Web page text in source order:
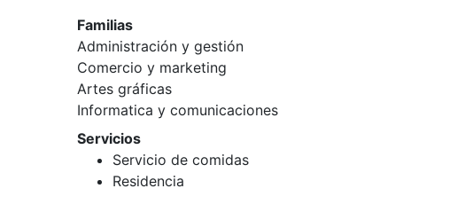
Familias
Administración y gestión
Comercio y marketing
Artes gráficas
Informatica y comunicaciones
Servicios
Servicio de comidas
Residencia